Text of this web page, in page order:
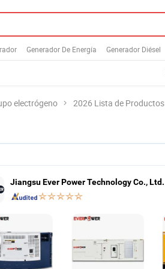
Generador De Energía Generador Diésel
electrógeno 2026 Lista de Productos
Jiangsu Ever Power Technology Co., Ltd.